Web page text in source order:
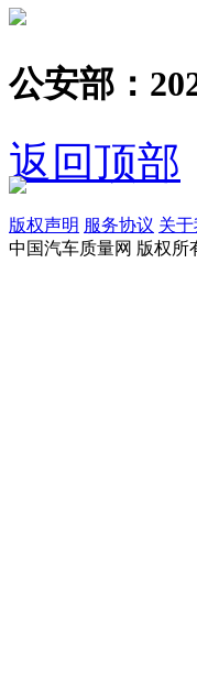
公安部：
返回顶部
版权声明 服务协议 关
中国汽车质量网 版权所